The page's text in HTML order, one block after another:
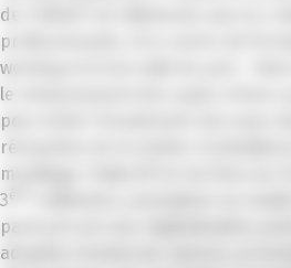
de 3 000m² de bâtiments avec la
professionnels, d’un centre de
working et d’une salle de port.
le rehaussement des quais et
pour éviter l’écoulement des eaux
rénovation de la station
mouillage, l’objectif est de faire du
3
parti pris est une végétalisation
adaptée à toutes les saisons, et